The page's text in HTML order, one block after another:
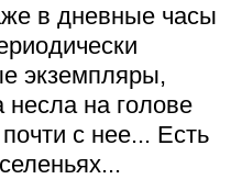
в дневные часы
экземпляры,
на голове
с нее... Есть